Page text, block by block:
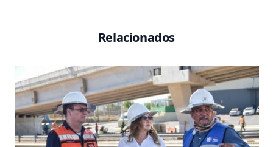
Relacionados